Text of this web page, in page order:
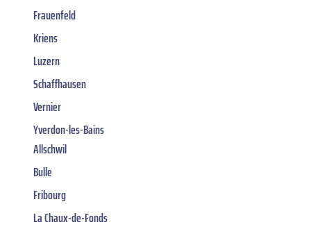
Frauenfeld
Kriens
Luzern
Schaffhausen
Vernier
Yverdon-les-Bains
Allschwil
Bulle
Fribourg
La Chaux-de-Fonds